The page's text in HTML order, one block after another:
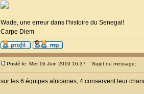
Wade, une erreur dans l'histoire du Senegal!
Carpe Diem
Posté le: Mer 16 Juin 2010 16:37 Sujet du message:
sur les 6 équipes africaines, 4 conservent leur